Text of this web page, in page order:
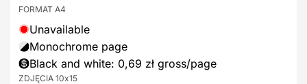
FORMAT A4
Unavailable
Monochrome page
Black and white: 0,69 zł gross/page
ZDJĘCIA 10x15